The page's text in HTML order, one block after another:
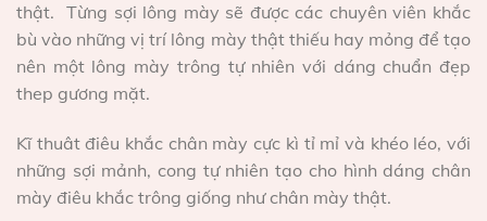
thật. Từng sợi lông mày sẽ được các chuyên viên khắc
bù vào những vị trí lông mày thật thiếu hay mỏng để tạo
nên một lông mày trông tự nhiên với dáng chuẩn đẹp
thep gương mặt.
Kĩ thuât điêu khắc chân mày cực kì tỉ mỉ và khéo léo, với
những sợi mảnh, cong tự nhiên tạo cho hình dáng chân
mày điêu khắc trông giống như chân mày thật.